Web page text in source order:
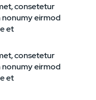
consetetur
nonumy eirmod
et
consetetur
nonumy eirmod
et